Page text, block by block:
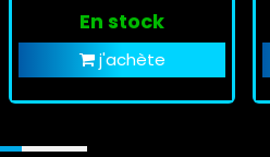
En stock
j'achète